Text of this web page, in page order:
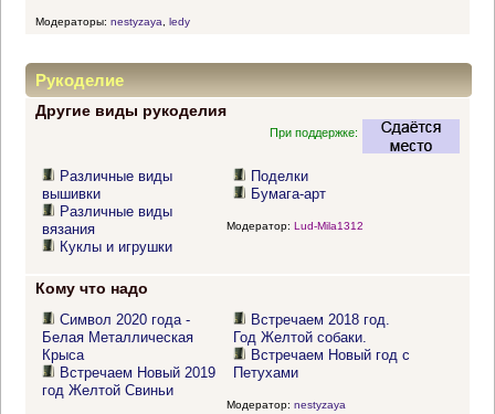
Модераторы: nestyzaya ledy
Рукоделие
Другие виды рукоделия
При поддержке:
Различные виды
вышивки
Различные виды
вязания
Куклы и игрушки
Поделки
Бумага-арт
Модератор: Lud-Mila1312
Кому что надо
Символ 2020 года -
Белая Металлическая
Крыса
Встречаем Новый 2019
год Желтой Свиньи
Встречаем 2018 год.
Год Желтой собаки.
Встречаем Новый год с
Петухами
Модератор: nestyzaya